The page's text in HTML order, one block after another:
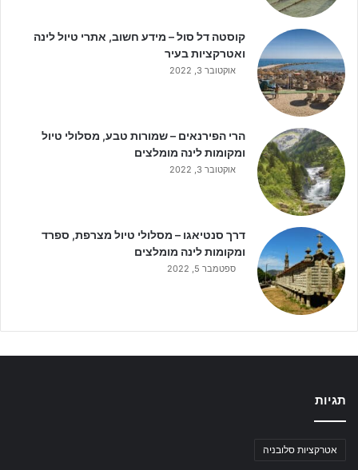
קוסטה דל סול – מידע חשוב, אתרי טיול לינה
ואטרקציות בעיר
אוקטובר 3, 2022
הרי הפירנאים – שמורות טבע, מסלולי טיול
ומקומות לינה מומלצים
אוקטובר 3, 2022
דרך סנטיאגו – מסלולי טיול מצרפת, ספרד
ומקומות לינה מומלצים
ספטמבר 5, 2022
תגיות
אטרקציות סלובניה